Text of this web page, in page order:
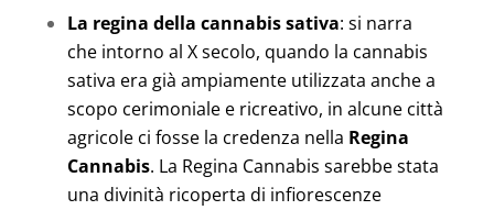
La regina della cannabis sativa: si narra
che intorno al X secolo, quando la cannabis
sativa era già ampiamente utilizzata anche a
scopo cerimoniale e ricreativo, in alcune città
agricole ci fosse la credenza nella Regina
Cannabis. La Regina Cannabis sarebbe stata
una divinità ricoperta di infiorescenze